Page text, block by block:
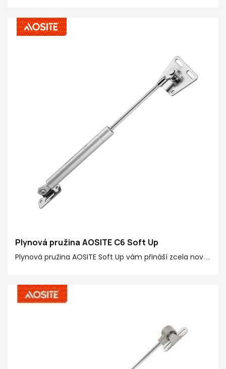
Zdvih: 90 mm
Hlavní materiál 20#: 20# Dokončovací trubka, měď,
Povrchová úprava potrubí: Zdravý povrch laku
Volitelné funkce: Standardní nahoru / měkké dolů /
volné zastavení / Hydraulický dvojitý krok
Plynová pružina AOSITE C6 Soft Up
Plynová pružina AOSITE Soft Up vám přináší zcela nový
speciálně navrženou funkci setrvání, která vám
umožní zastavit výklopné dveře v libovolném úhlu
pohybu dolů se výklopná dvířka automaticky otevřou
pouhým jemným stisknutím, což vám ušetří čas a
námahu. Konstrukce hydraulického pohybu dolů